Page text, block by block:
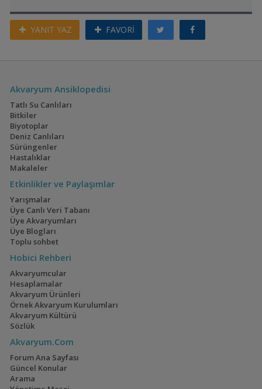
YANIT YAZ FAVORİ
Akvaryum Ansiklopedisi
Tatlı Su Canlıları
Bitkiler
Biyotoplar
Deniz Canlıları
Sürüngenler
Hastalıklar
Makaleler
Etkinlikler ve Paylaşımlar
Yarışmalar
Üye Canlı Veri Tabanı
Üye Akvaryumları
Üye Blogları
Toplu sohbet
Hobici Rehberi
Akvaryumcular
Hesaplamalar
Akvaryum Ürünleri
Örnek Akvaryum Kurulumları
Akvaryum Kültürü
Sözlük
Akvaryum.Com
Forum Ana Sayfası
Güncel Konular
Arama